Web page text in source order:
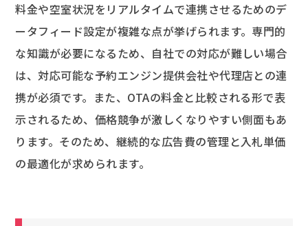
料金や空室状況をリアルタイムで連携させるためのデ
ータフィード設定が複雑な点が挙げられます。専門的
な知識が必要になるため、自社での対応が難しい場合
は、対応可能な予約エンジン提供会社や代理店との連
携が必須です。また、OTAの料金と比較される形で表
示されるため、価格競争が激しくなりやすい側面もあ
ります。そのため、継続的な広告費の管理と入札単価
の最適化が求められます。